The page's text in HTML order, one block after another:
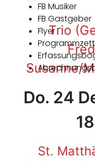
FB Musiker
FB Gastgeber
FlyerTrio
Susanne/
Do. 24
St.